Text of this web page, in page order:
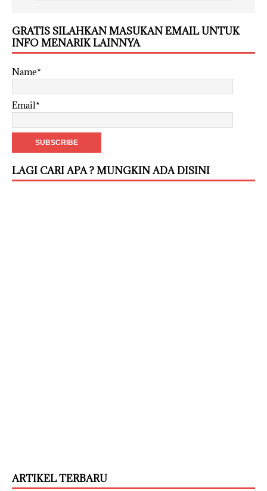
GRATIS SILAHKAN MASUKAN EMAIL UNTUK
INFO MENARIK LAINNYA
Name*
Email*
LAGI CARI APA ? MUNGKIN ADA DISINI
ARTIKEL TERBARU